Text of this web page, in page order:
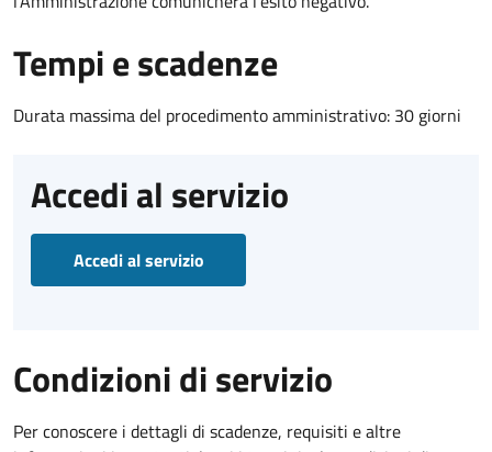
Tempi e scadenze
Durata massima del procedimento amministrativo: 30 giorni
Accedi al servizio
Accedi al servizio
Condizioni di servizio
Per conoscere i dettagli di scadenze, requisiti e altre